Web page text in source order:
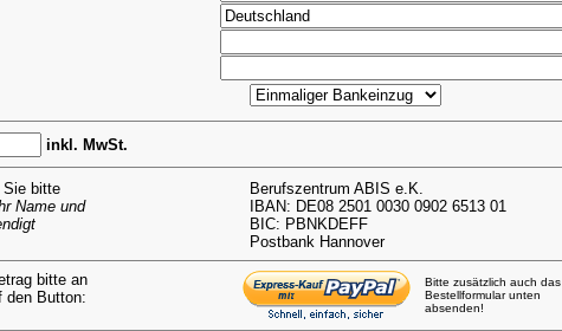
inkl. MwSt.
Sie bitte
Name und
Berufszentrum ABIS e.K.
IBAN: DE08 2501 0030 0902 6513 01
BIC: PBNKDEFF
Postbank Hannover
bitte an
Button:
Bitte zusätzlich auch das
Bestellformular unten
absenden!